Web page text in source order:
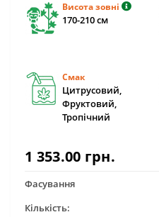
Висота зовні
170-210 cм
Смак
Цитрусовий,
Фруктовий,
Тропічний
1 353.00 грн.
Фасування
Кількість: